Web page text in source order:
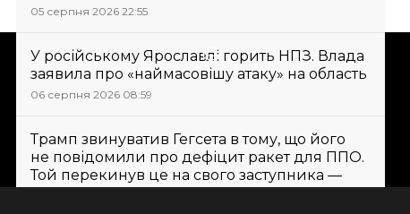
05 серпня 2026 22:55
У російському Ярославлі горить НПЗ. Влада
заявила про «наймасовішу атаку» на область
06 серпня 2026 08:59
Трамп звинуватив Гегсета в тому, що його
не повідомили про дефіцит ракет для ППО.
Той перекинув це на свого заступника —
WP
Підтримати
Ми працюємо для тебе та
завдяки тобі. Будь нашим
другом